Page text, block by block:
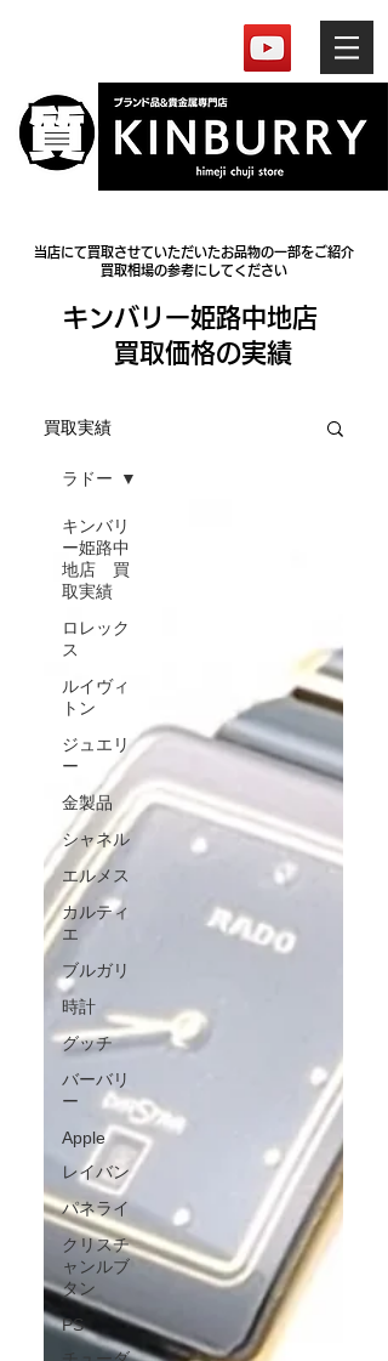
​キンバリー姫路中地店
買取価格の実績
当店にて買取させていただいたお品物の一部をご紹介
買取相場の参考にしてください
買取実績
キンバリ
ー姫路中
地店 買
取実績
ロレック
ス
ルイヴィ
トン
ジュエリ
ー
金製品
シャネル
エルメス
カルティ
エ
ブルガリ
時計
グッチ
バーバリ
ー
Apple
レイバン
パネライ
クリスチ
ャンルブ
タン
PS
ラドー